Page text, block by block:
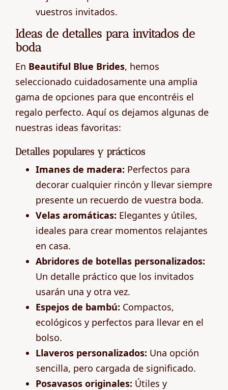
vuestros invitados.
Ideas de detalles para invitados de
boda
En Beautiful Blue Brides, hemos
seleccionado cuidadosamente una amplia
gama de opciones para que encontréis el
regalo perfecto. Aquí os dejamos algunas de
nuestras ideas favoritas:
Detalles populares y prácticos
Imanes de madera: Perfectos para
decorar cualquier rincón y llevar siempre
presente un recuerdo de vuestra boda.
Velas aromáticas: Elegantes y útiles,
ideales para crear momentos relajantes
en casa.
Abridores de botellas personalizados:
Un detalle práctico que los invitados
usarán una y otra vez.
Espejos de bambú: Compactos,
ecológicos y perfectos para llevar en el
bolso.
Llaveros personalizados: Una opción
sencilla, pero cargada de significado.
Posavasos originales: Útiles y